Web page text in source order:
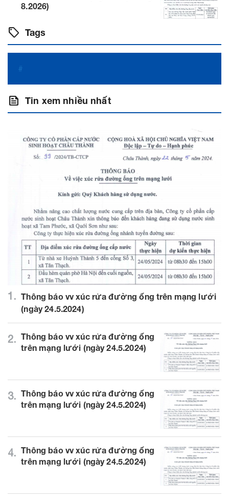
8.2026)
sell Tags
#
feed Tin xem nhiều nhất
1. Thông báo vv xúc rửa đường ống trên mạng lưới
(ngày 24.5.2024)
2. Thông báo vv xúc rửa đường ống
trên mạng lưới (ngày 24.5.2024)
3. Thông báo vv xúc rửa đường ống
trên mạng lưới (ngày 24.5.2024)
4. Thông báo vv xúc rửa đường ống
trên mạng lưới (ngày 24.5.2024)